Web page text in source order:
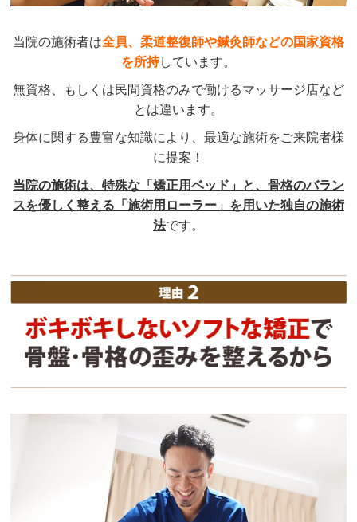
当院の施術者は全員、柔道整復師や鍼灸師などの国家資格
を所持しています。
無資格、もしくは民間資格のみで働けるマッサージ店など
とは違います。
身体に関する豊富な知識により、最適な施術をご来院者様
に提案！
当院の施術は、特殊な「矯正用ベッド」と、骨格のバラン
スを優しく整える「施術用ローラー」を用いた独自の施術
法です。